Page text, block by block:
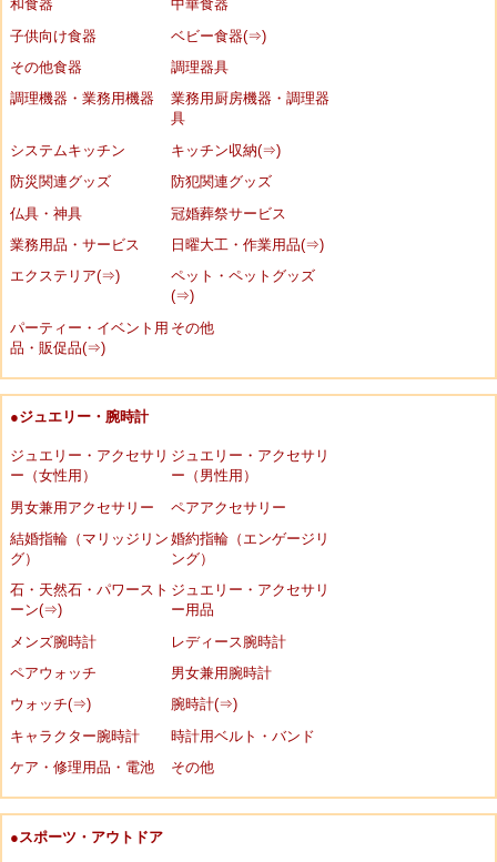
和食器
中華食器
子供向け食器
ベビー食器(⇒)
その他食器
調理器具
調理機器・業務用機器
業務用厨房機器・調理器
具
システムキッチン
キッチン収納(⇒)
防災関連グッズ
防犯関連グッズ
仏具・神具
冠婚葬祭サービス
業務用品・サービス
日曜大工・作業用品(⇒)
エクステリア(⇒)
ペット・ペットグッズ
(⇒)
パーティー・イベント用
品・販促品(⇒)
その他
●ジュエリー・腕時計
ジュエリー・アクセサリ
ー（女性用）
ジュエリー・アクセサリ
ー（男性用）
男女兼用アクセサリー
ペアアクセサリー
結婚指輪（マリッジリン
グ）
婚約指輪（エンゲージリ
ング）
石・天然石・パワースト
ーン(⇒)
ジュエリー・アクセサリ
ー用品
メンズ腕時計
レディース腕時計
ペアウォッチ
男女兼用腕時計
ウォッチ(⇒)
腕時計(⇒)
キャラクター腕時計
時計用ベルト・バンド
ケア・修理用品・電池
その他
●スポーツ・アウトドア